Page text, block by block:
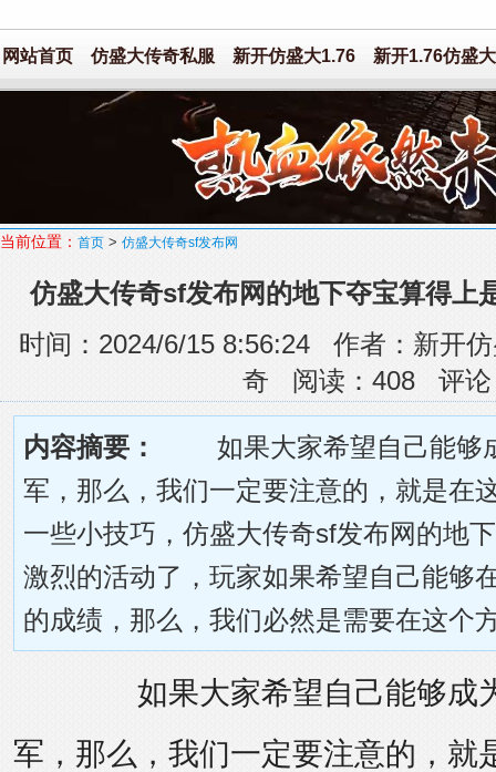
网站首页 仿盛大传奇私服 新开仿盛大1.76 新开1.76仿盛大
当前位置： 首页 > 仿盛大传奇sf发布网
仿盛大传奇sf发布网的地下夺宝算得上
时间：2024/6/15 8:56:24 作者：新开
奇 阅读： 408 评论
内容摘要：
如果大家希望自己能够
军，那么，我们一定要注意的，就是在
一些小技巧，仿盛大传奇sf发布网的地
激烈的活动了，玩家如果希望自己能够
的成绩，那么，我们必然是需要在这个
如果大家希望自己能够成为
军，那么，我们一定要注意的，就